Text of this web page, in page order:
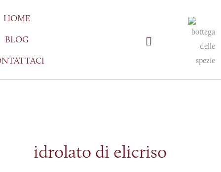
al
contenuto
HOME
BLOG
idrolato di elicriso